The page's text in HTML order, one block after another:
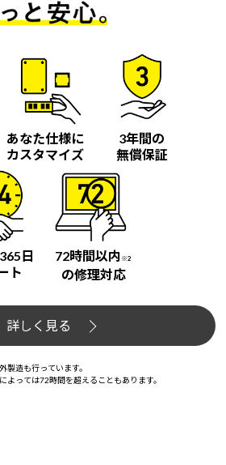
あなた仕様に
カスタマイズ
3年間の
無償保証
日
ト
72時間以内 ※2
の修理対応
詳しく見る
製造も行っています。
よっては72時間を超えることもあります。